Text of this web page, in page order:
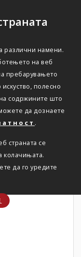
различни намени.
на веб
пребарувањето
полесно
содржините што
да дознаете
.
страната се
колачињата.
да го уредите